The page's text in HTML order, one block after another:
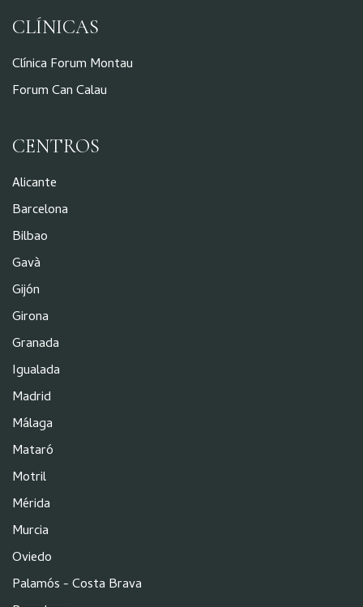
CLÍNICAS
Clínica Forum Montau
Forum Can Calau
CENTROS
Alicante
Barcelona
Bilbao
Gavà
Gijón
Girona
Granada
Igualada
Madrid
Málaga
Mataró
Motril
Mérida
Murcia
Oviedo
Palamós - Costa Brava